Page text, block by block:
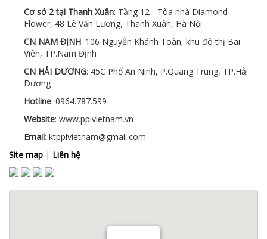
Cơ sở 2 tại Thanh Xuân: Tầng 12 - Tòa nhà Diamond
Flower, 48 Lê Văn Lương, Thanh Xuân, Hà Nội
CN NAM ĐỊNH: 106 Nguyễn Khánh Toàn, khu đô thị Bãi
Viên, TP.Nam Định
CN HẢI DƯƠNG: 45C Phố An Ninh, P.Quang Trung, TP.Hải
Dương
Hotline: 0964.787.599
Website: www.ppivietnam.vn
Email: ktppivietnam@gmail.com
Site map | Liên hệ